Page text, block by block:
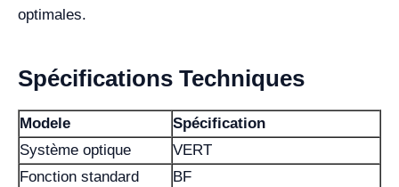
optimales.
Spécifications Techniques
Modele
Spécification
Système optique
VERT
Fonction standard
BF